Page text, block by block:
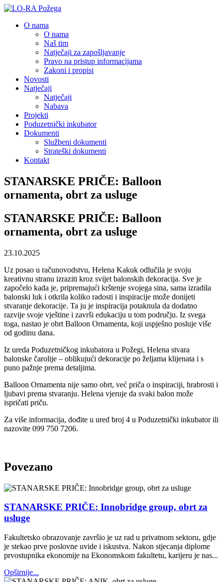
O nama
O nama
Naš tim
Natječaji za zapošljavanje
Pravo na pristup informacijama
Zakoni i propisi
Novosti
Natječaji
Natječaji
Nabava
Projekti
Poduzetnički inkubator
Dokumenti
Službeni dokumenti
Strateški dokumenti
Kontakt
STANARSKE PRIČE: Balloon
ornamenta, obrt za usluge
STANARSKE PRIČE: Balloon
ornamenta, obrt za usluge
23.10.2025
Uz posao u računovodstvu, Helena Kakuk odlučila je svoju
kreativnu stranu izraziti kroz svijet balonskih dekoracija. Sve je
započelo kada je, pripremajući krštenje svojega sina, sama izradila
balonski luk i otkrila koliko radosti i inspiracije može donijeti
stvaranje dekoracije. Ta ju je inspiracija potaknula da dodatno
razvije svoje vještine i završi edukaciju u tom području. Iz svega
toga, nastao je obrt Balloon Ornamenta, koji uspješno posluje više
od godinu dana.
Iz ureda Poduzetničkog inkubatora u Požegi, Helena stvara
balonske čarolije – oblikujući dekoracije po željama klijenata i s
puno pažnje prema detaljima.
Balloon Ornamenta nije samo obrt, već priča o inspiraciji, hrabrosti i
ljubavi prema stvaranju. Helena vjeruje da svaki balon može
ispričati priču.
Za više informacija, dođite u ured broj 4 u Poduzetnički inkubator ili
nazovite 099 750 7206.
Povezano
STANARSKE PRIČE: Innobridge group, obrt za
usluge
Fakultetsko obrazovanje završio je uz rad u privatnom sektoru, gdje
je stekao prve poslovne uvide i iskustva. Nakon stjecanja diplome
prvostupnika ekonomije na Ekonomskom fakultetu, karijeru je nas...
Opširnije...